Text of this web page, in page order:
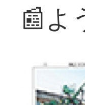
📰よ